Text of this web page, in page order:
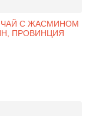
ЧАЙ С ЖАСМИНОМ
ПРОВИНЦИЯ